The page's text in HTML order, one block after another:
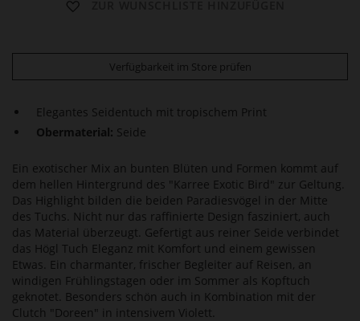
Verfügbarkeit im Store prüfen
Elegantes Seidentuch mit tropischem Print
Obermaterial: Seide
Ein exotischer Mix an bunten Blüten und Formen kommt auf
dem hellen Hintergrund des "Karree Exotic Bird" zur Geltung.
Das Highlight bilden die beiden Paradiesvögel in der Mitte
des Tuchs. Nicht nur das raffinierte Design fasziniert, auch
das Material überzeugt. Gefertigt aus reiner Seide verbindet
das Högl Tuch Eleganz mit Komfort und einem gewissen
Etwas. Ein charmanter, frischer Begleiter auf Reisen, an
windigen Frühlingstagen oder im Sommer als Kopftuch
geknotet. Besonders schön auch in Kombination mit der
Clutch "Doreen" in intensivem Violett.